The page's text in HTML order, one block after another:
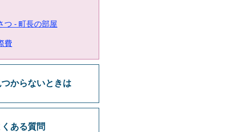
つ - 町長の部屋
費
つからないときは
くある質問